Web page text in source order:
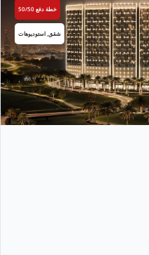
خطة دفع 50/50
شقق, استوديوهات